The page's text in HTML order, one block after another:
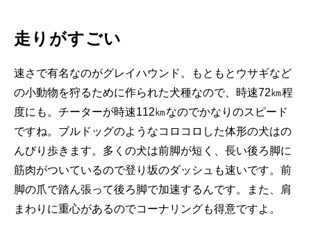
走りがすごい
速さで有名なのがグレイハウンド。もともとウサギなど
の小動物を狩るために作られた犬種なので、時速72㎞程
度にも。チーターが時速112㎞なのでかなりのスピード
ですね。ブルドッグのようなコロコロした体形の犬はの
んびり歩きます。多くの犬は前脚が短く、長い後ろ脚に
筋肉がついているので登り坂のダッシュも速いです。前
脚の爪で踏ん張って後ろ脚で加速するんです。また、肩
まわりに重心があるのでコーナリングも得意ですよ。